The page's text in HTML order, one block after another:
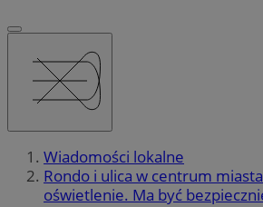
Wiadomości lokalne
Rondo i ulica w centrum
oświetlenie. Ma być